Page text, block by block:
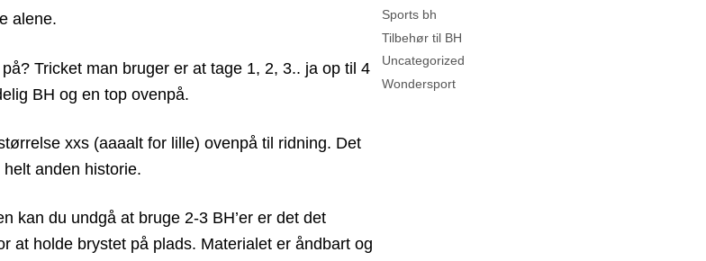
alene.
Tricket man bruger er at tage 1, 2, 3.. ja op til 4
BH og en top ovenpå.
xxs (aaaalt for lille) ovenpå til ridning. Det
anden historie.
kan du undgå at bruge 2-3 BH’er er det det
at holde brystet på plads. Materialet er åndbart og
Sports bh
Tilbehør til BH
Uncategorized
Wondersport